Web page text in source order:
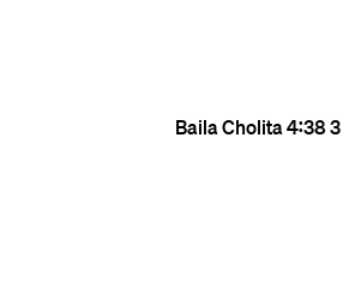
Baila Cholita4:383